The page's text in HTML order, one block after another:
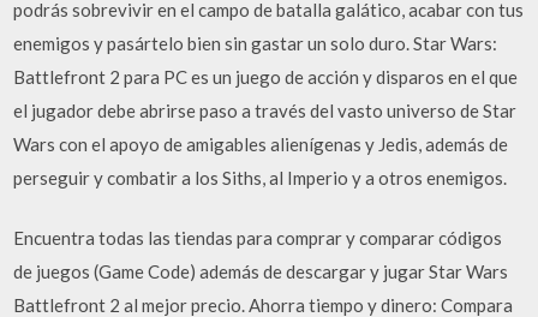
podrás sobrevivir en el campo de batalla galático, acabar con tus
enemigos y pasártelo bien sin gastar un solo duro. Star Wars:
Battlefront 2 para PC es un juego de acción y disparos en el que
el jugador debe abrirse paso a través del vasto universo de Star
Wars con el apoyo de amigables alienígenas y Jedis, además de
perseguir y combatir a los Siths, al Imperio y a otros enemigos.
Encuentra todas las tiendas para comprar y comparar códigos
de juegos (Game Code) además de descargar y jugar Star Wars
Battlefront 2 al mejor precio. Ahorra tiempo y dinero: Compara